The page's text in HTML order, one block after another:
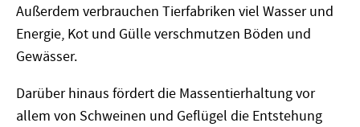
Außerdem verbrauchen Tierfabriken viel Wasser und
Energie, Kot und Gülle verschmutzen Böden und
Gewässer.
Darüber hinaus fördert die Massentierhaltung vor
allem von Schweinen und Geflügel die Entstehung